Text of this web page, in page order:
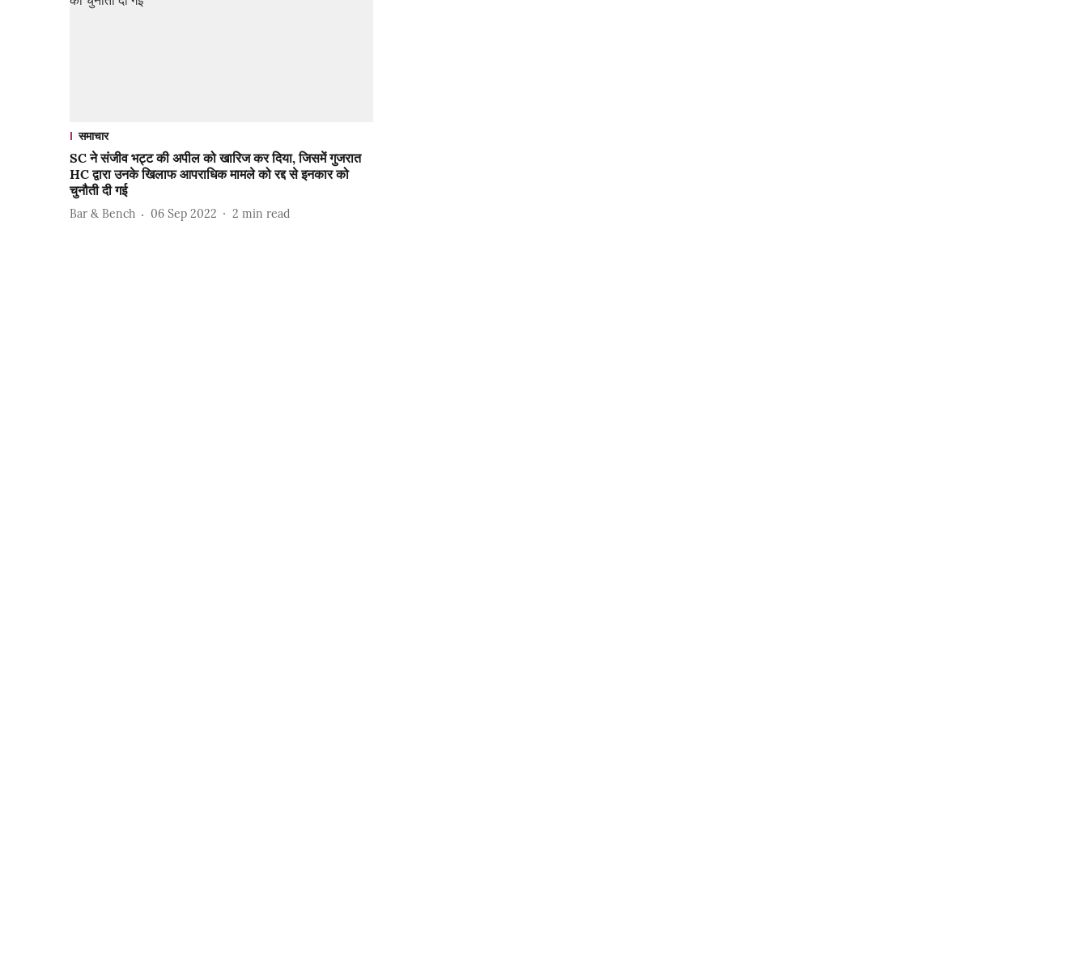
समाचार
SC ने संजीव भट्ट की अपील को खारिज कर दिया, जिसमें गुजरात
HC द्वारा उनके खिलाफ आपराधिक मामले को रद्द से इनकार को
चुनौती दी गई
Bar & Bench 06 Sep 2022 2 min read